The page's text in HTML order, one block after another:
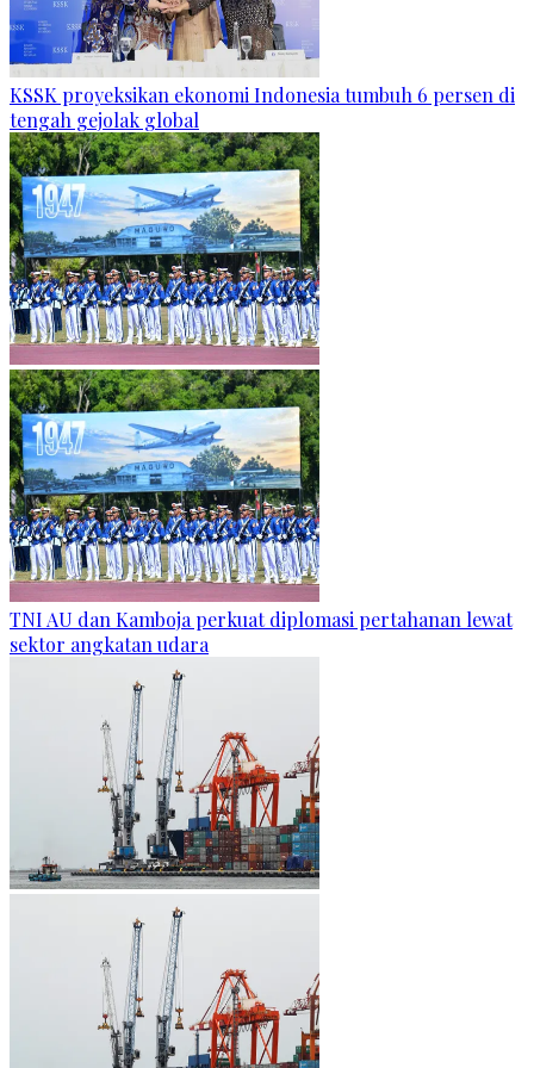
KSSK proyeksikan ekonomi Indonesia tumbuh 6 persen di
tengah gejolak global
TNI AU dan Kamboja perkuat diplomasi pertahanan lewat
sektor angkatan udara